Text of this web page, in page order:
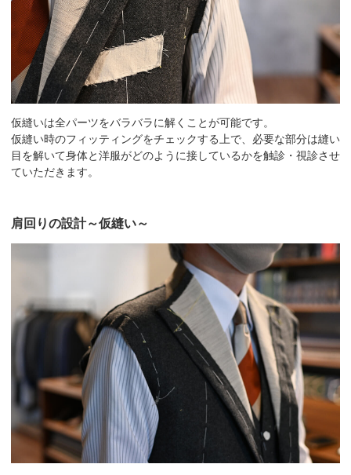
仮縫いは全パーツをバラバラに解くことが可能です。
仮縫い時のフィッティングをチェックする上で、必要な部分は縫い
目を解いて身体と洋服がどのように接しているかを触診・視診させ
ていただきます。
肩回りの設計～仮縫い～